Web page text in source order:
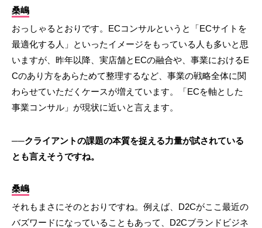
桑嶋
おっしゃるとおりです。ECコンサルというと「ECサイトを
最適化する人」といったイメージをもっている人も多いと思
いますが、昨年以降、実店舗とECの融合や、事業におけるE
Cのあり方をあらためて整理するなど、事業の戦略全体に関
わらせていただくケースが増えています。「ECを軸とした
事業コンサル」が現状に近いと言えます。
──クライアントの課題の本質を捉える力量が試されている
とも言えそうですね。
桑嶋
それもまさにそのとおりですね。例えば、D2Cがここ最近の
バズワードになっていることもあって、D2Cブランドビジネ